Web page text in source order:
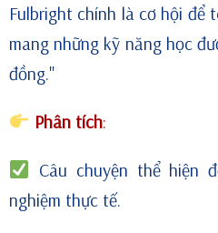
Fulbright chính là cơ hội để
mang những kỹ năng học
đồng."
Phân tích:
Câu chuyện thể hiện
nghiệm thực tế.